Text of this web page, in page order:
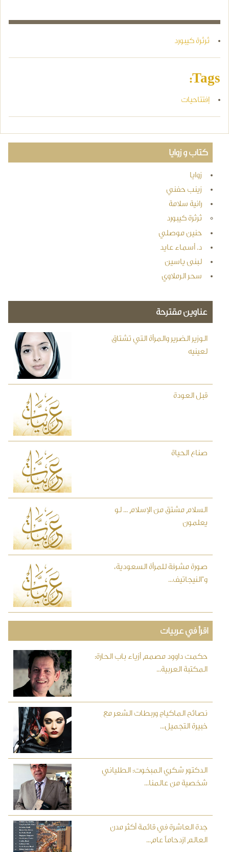
ثرثرة كيبورد
Tags:
إفتتاحيات
كتاب و زوايا
زوايا
زينب حفني
رانية سلامة
ثرثرة كيبورد
حنين موصلي
د. أسماء عايد
لبنى ياسين
سحر الرملاوي
عناوين مقترحة
الوزير الضرير والمرأة التي تشتاق
لعينيه
قبل العودة
صناع الحياة
السلام مشتق من الإسلام ... لو
يعلمون
صورة مشرفة للمرأة السعودية،
و"النيجاتيف...
اقرأ في عربيات
حكمت داوود مصمم أزياء باب الحارة:
المكتبة العربية...
نصائح الماكياج وربطات الشعر مع
خبيرة التجميل...
الدكتور شكري المبخوت: الطلياني
شخصية من عالمنا...
جدة العاشرة في قائمة أكثر مدن
العالم ازدحاماً عام...